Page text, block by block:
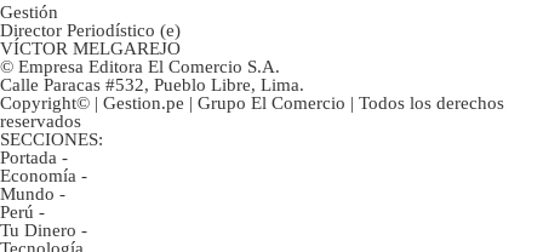
Gestión
Director Periodístico (e)
VÍCTOR MELGAREJO
© Empresa Editora El Comercio S.A.
Calle Paracas #532, Pueblo Libre, Lima.
Copyright© | Gestion.pe | Grupo El Comercio | Todos los derechos
reservados
SECCIONES:
Portada -
Economía -
Mundo -
Perú -
Tu Dinero -